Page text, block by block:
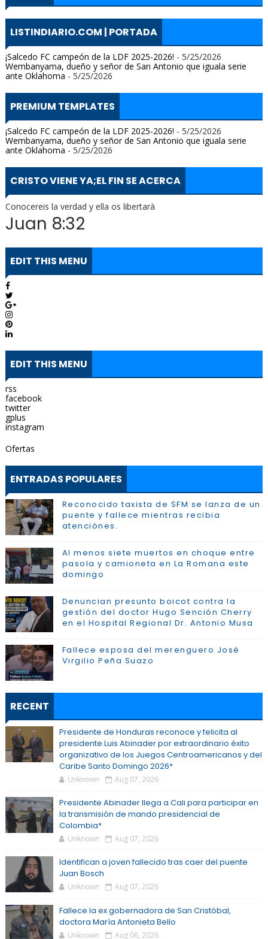
LISTINDIARIO.COM | PORTADA
¡Salcedo FC campeón de la LDF 2025-2026! - 5/25/2026
Wembanyama, dueño y señor de San Antonio que iguala serie
ante Oklahoma - 5/25/2026
PREMIUM TEMPLATES
¡Salcedo FC campeón de la LDF 2025-2026! - 5/25/2026
Wembanyama, dueño y señor de San Antonio que iguala serie
ante Oklahoma - 5/25/2026
CRISTO VIENE YA;EL FIN SE ACERCA
Conocereis la verdad y ella os libertarà
Juan 8:32
EDIT THIS MENU
EDIT THIS MENU
rss
facebook
twitter
gplus
instagram
Ofertas
ENTRADAS POPULARES
Reconocido taxista de SFM se lanza de un
puente y fallece mientras recibia
atenciónes.
Al menos siete muertos en choque entre
pasola y camioneta en La Romana este
domingo
Denuncian presunto boicot contra la
gestión del doctor Hugo Sención Cherry
en el Hospital Regional Dr. Antonio Musa
Fallece esposa del merenguero José
Virgilio Peña Suazo
RECENT
Presidente de Honduras reconoce y felicita al
presidente Luis Abinader por extraordinario éxito
organizativo de los Juegos Centroamericanos y del
Caribe Santo Domingo 2026*
Unknown Aug 07, 2026
Presidente Abinader llega a Cali para participar en
la transmisión de mando presidencial de
Colombia*
Unknown Aug 07, 2026
Identifican a joven fallecido tras caer del puente
Juan Bosch
Unknown Aug 07, 2026
Fallece la ex gobernadora de San Cristóbal,
doctora María Antonieta Bello
Unknown Aug 06, 2026